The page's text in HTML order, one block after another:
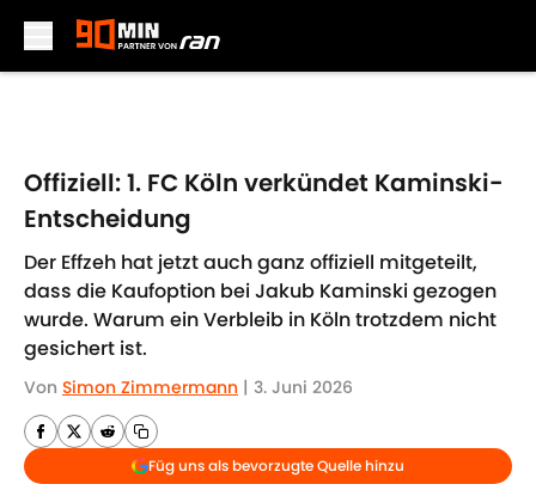
Offiziell: 1. FC Köln verkündet Kaminski-
Entscheidung
Der Effzeh hat jetzt auch ganz offiziell mitgeteilt,
dass die Kaufoption bei Jakub Kaminski gezogen
wurde. Warum ein Verbleib in Köln trotzdem nicht
gesichert ist.
Von Simon Zimmermann | 3. Juni 2026
Füg uns als bevorzugte Quelle hinzu